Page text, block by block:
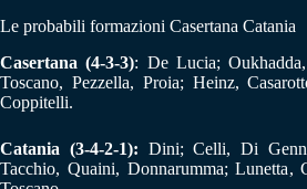
Le probabili formazioni Casertana Catania
Casertana (4-3-3): De Lucia;
Toscano, Pezzella, Proia; Heinz,
Coppitelli.
Catania (3-4-2-1): Dini; Celli, Di
Tacchio, Quaini, Donnarumma; Lunetta,